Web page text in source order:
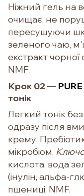
Ніжний гель на
очищає, не
пересушуючи
зеленого чаю,
екстракт
NMF.
Крок 02 —
тонік
Легкий тонік
одразу після
крему.
мікробіом.
кислота, вода
(інулін, альфа-
пшениці, NMF.